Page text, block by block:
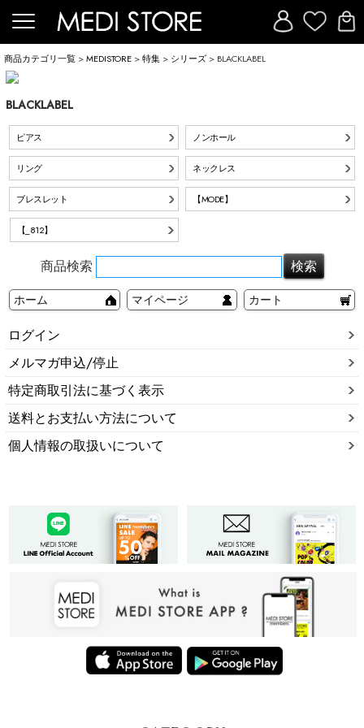
商品カテゴリ一覧 >MEDISTORE >特集 > シリーズ > BLACKLABEL
BLACKLABEL
ピアス ノンホール
リング ネックレス
ブレスレット 【MODE】
【_812】
商品検索
ホーム マイページ カート
ログイン
メルマガ申込/停止
特定商取引法に基づく表示
送料とお支払い方法について
個人情報の取扱いについて